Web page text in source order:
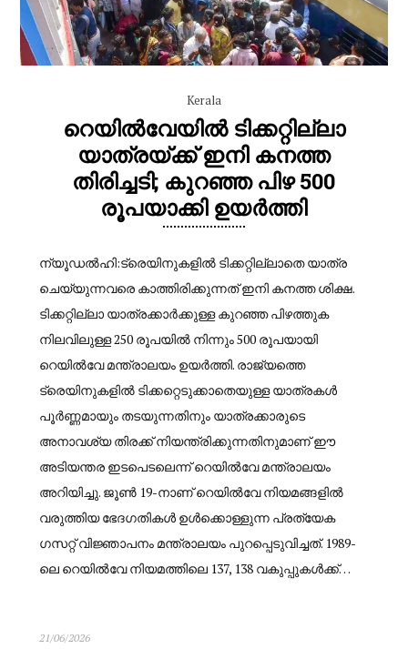
Kerala
റെയിൽവേയിൽ ടിക്കറ്റില്ലാ
യാത്രയ്ക്ക് ഇനി കനത്ത
തിരിച്ചടി; കുറഞ്ഞ പിഴ 500
രൂപയാക്കി ഉയർത്തി
ന്യൂഡൽഹി:ട്രെയിനുകളിൽ ടിക്കറ്റില്ലാതെ യാത്ര
ചെയ്യുന്നവരെ കാത്തിരിക്കുന്നത് ഇനി കനത്ത ശിക്ഷ.
ടിക്കറ്റില്ലാ യാത്രക്കാർക്കുള്ള കുറഞ്ഞ പിഴത്തുക
നിലവിലുള്ള 250 രൂപയിൽ നിന്നും 500 രൂപയായി
റെയിൽവേ മന്ത്രാലയം ഉയർത്തി. രാജ്യത്തെ
ട്രെയിനുകളിൽ ടിക്കറ്റെടുക്കാതെയുള്ള യാത്രകൾ
പൂർണ്ണമായും തടയുന്നതിനും യാത്രക്കാരുടെ
അനാവശ്യ തിരക്ക് നിയന്ത്രിക്കുന്നതിനുമാണ് ഈ
അടിയന്തര ഇടപെടലെന്ന് റെയിൽവേ മന്ത്രാലയം
അറിയിച്ചു. ജൂൺ 19-നാണ് റെയിൽവേ നിയമങ്ങളിൽ
വരുത്തിയ ഭേദഗതികൾ ഉൾക്കൊള്ളുന്ന പ്രത്യേക
ഗസറ്റ് വിജ്ഞാപനം മന്ത്രാലയം പുറപ്പെടുവിച്ചത്. 1989-
ലെ റെയിൽവേ നിയമത്തിലെ 137, 138 വകുപ്പുകൾക്ക്…
21/06/2026